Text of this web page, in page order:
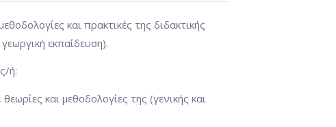
και πρακτικές της διδακτικής
εκπαίδευση).
ή:
και μεθοδολογίες της (γενικής και